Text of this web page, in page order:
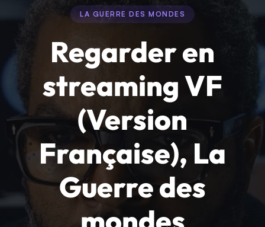
LA GUERRE DES MONDES
Regarder en
streaming VF
(Version
Française), La
Guerre des